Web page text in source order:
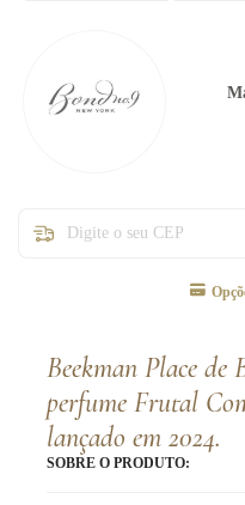
Beekman Place de
perfume Frutal
lançado em 2024.
SOBRE O PRODUTO: